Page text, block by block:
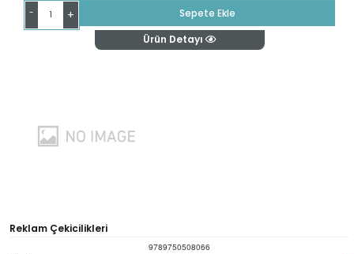
- +
Sepete Ekle
Ürün Detayı
Reklam Çekicilikleri
9789750508066